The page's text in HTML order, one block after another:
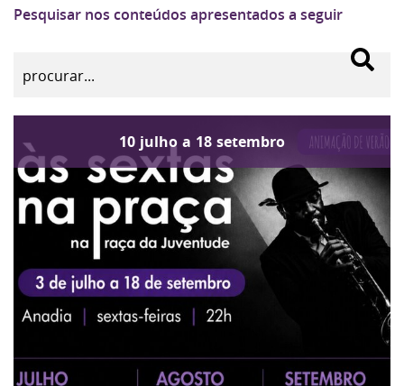
Pesquisar nos conteúdos apresentados a seguir
10 julho a 18 setembro